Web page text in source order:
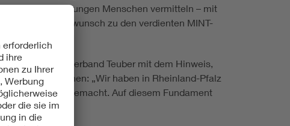
der MINT-Welt jungen Menschen vermitteln – mit
Glückwunsch zu den verdienten MINT-
MINT-Sterne verband Teuber mit dem Hinweis,
gedeihen: „Wir haben in Rheinland-Pfalz
aller gemacht. Auf diesem Fundament